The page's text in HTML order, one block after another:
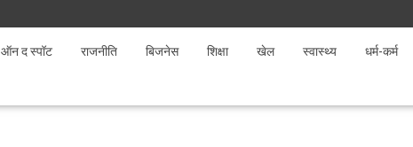
ऑन द स्पॉट राजनीति बिजनेस शिक्षा खेल स्वास्थ्य धर्म-कर्म